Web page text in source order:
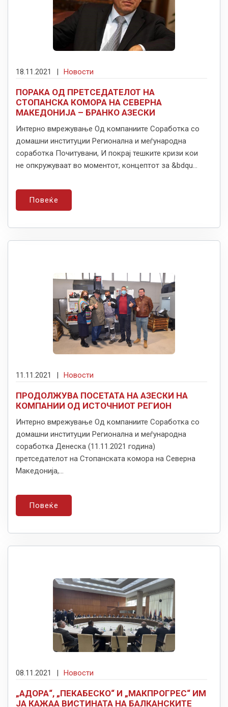
18.11.2021 | Новости
ПОРАКА ОД ПРЕТСЕДАТЕЛОТ НА
СТОПАНСКА КОМОРА НА СЕВЕРНА
МАКЕДОНИЈА – БРАНКО АЗЕСКИ
Интерно вмрежување Од компаниите Соработка со
домашни институции Регионална и меѓународна
соработка Почитувани, И покрај тешките кризи кои
не опкружуваат во моментот, концептот за &bdqu...
Повеќе
11.11.2021 | Новости
ПРОДОЛЖУВА ПОСЕТАТА НА АЗЕСКИ НА
КОМПАНИИ ОД ИСТОЧНИОТ РЕГИОН
Интерно вмрежување Од компаниите Соработка со
домашни институции Регионална и меѓународна
соработка Денеска (11.11.2021 година)
претседателот на Стопанската комора на Северна
Македонија,...
Повеќе
08.11.2021 | Новости
„АДОРА“, „ПЕКАБЕСКО“ И „МАКПРОГРЕС“ ИМ
ЈА КАЖАА ВИСТИНАТА НА БАЛКАНСКИТЕ